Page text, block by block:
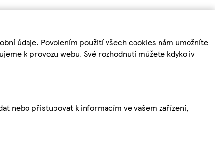
údaje. Povolením použití všech cookies nám umožníte
k provozu webu. Své rozhodnutí můžete kdykoliv
nebo přistupovat k informacím ve vašem zařízení,